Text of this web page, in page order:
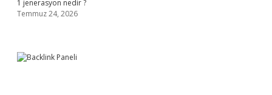
1 jenerasyon nedir ?
Temmuz 24, 2026